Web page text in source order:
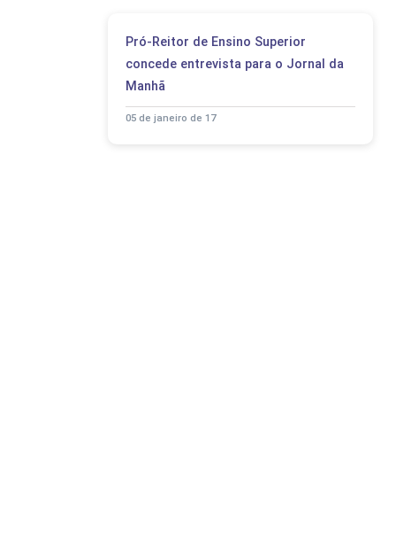
Pró-Reitor de Ensino Superior
concede entrevista para o Jornal da
Manhã
05 de janeiro de 17